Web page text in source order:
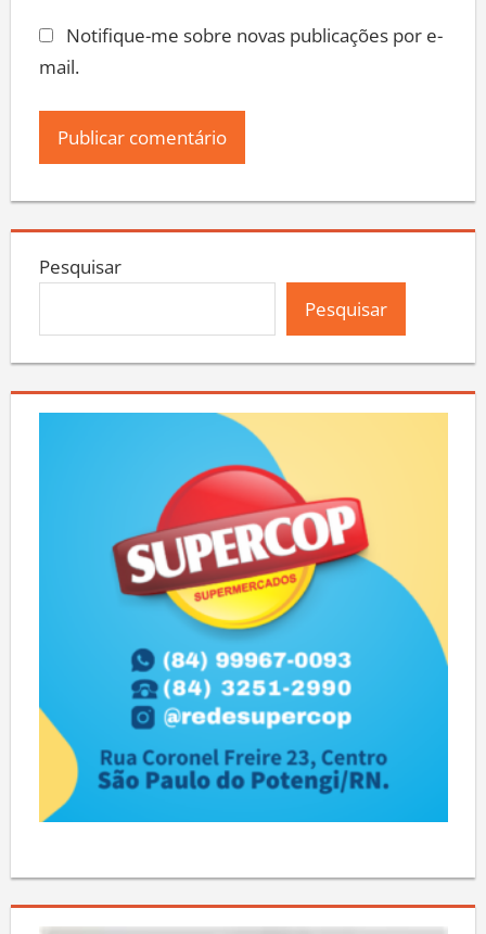
Notifique-me sobre novas publicações por e-
mail.
Pesquisar
Pesquisar